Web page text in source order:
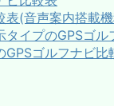
表(音声案内搭載
タイプのGPSゴル
GPSゴルフナビ比